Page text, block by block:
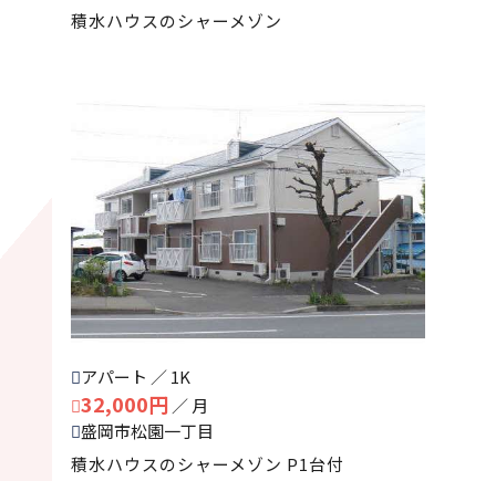
積水ハウスのシャーメゾン
アパート ／ 1K
32,000円 ／ 月
盛岡市松園一丁目
積水ハウスのシャーメゾン P1台付